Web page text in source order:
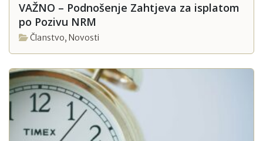
VAŽNO – Podnošenje Zahtjeva za isplatom
po Pozivu NRM
Članstvo, Novosti